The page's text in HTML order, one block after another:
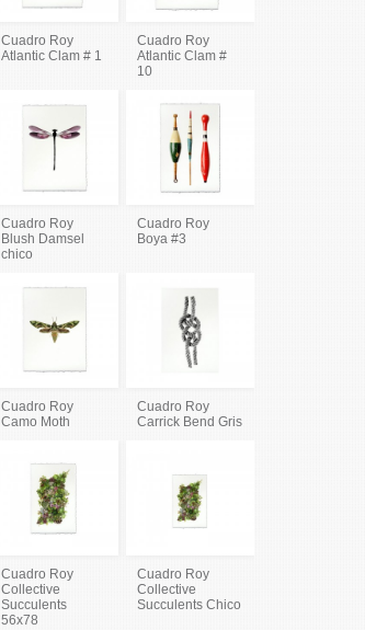
Cuadro Roy
Atlantic Clam # 1
Cuadro Roy
Atlantic Clam #
10
Cuadro Roy
Blush Damsel
chico
Cuadro Roy
Boya #3
Cuadro Roy
Camo Moth
Cuadro Roy
Carrick Bend Gris
Cuadro Roy
Collective
Succulents
56x78
Cuadro Roy
Collective
Succulents Chico